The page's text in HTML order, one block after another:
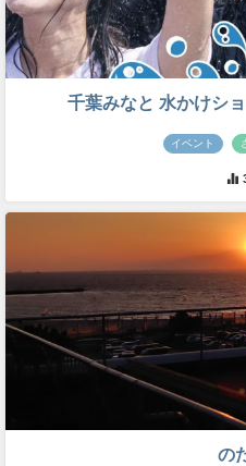
千葉みなと 水かけシ
イベント
の